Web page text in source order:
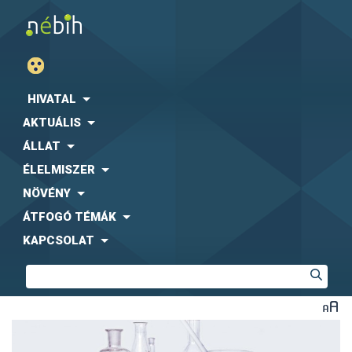
HIVATAL
AKTUÁLIS
ÁLLAT
ÉLELMISZER
NÖVÉNY
ÁTFOGÓ TÉMÁK
KAPCSOLAT